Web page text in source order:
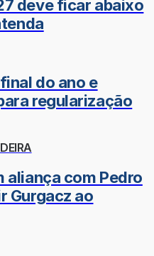
deve ficar abaixo
do ano e
regularização
aliança com Pedro
Gurgacz ao